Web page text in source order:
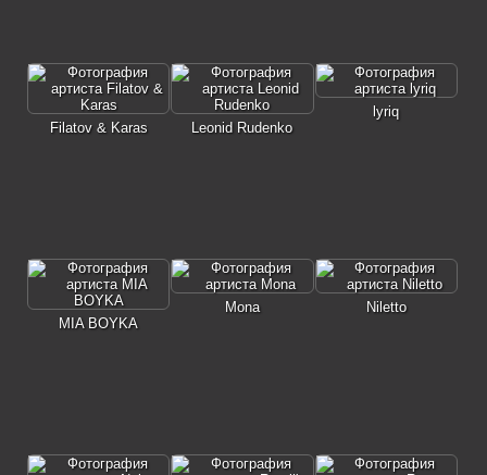
Filatov & Karas Leonid Rudenko
lyriq
MIA BOYKA
Mona Niletto